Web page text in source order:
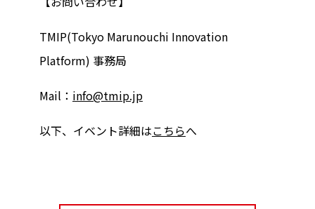
TMIP(Tokyo Marunouchi Innovation
Platform) 事務局
Mail： info@tmip.jp
以下、イベント詳細はこちらへ